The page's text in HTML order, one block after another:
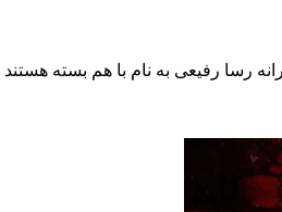
رسا رفیعی به نام با هم بسته هستند